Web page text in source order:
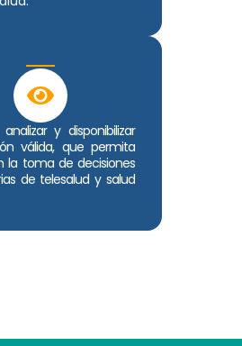
analizar y disponibilizar
válida, que permita
la toma de decisiones
de telesalud y salud